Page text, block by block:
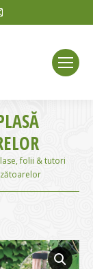
Mail
window
folii & tutori